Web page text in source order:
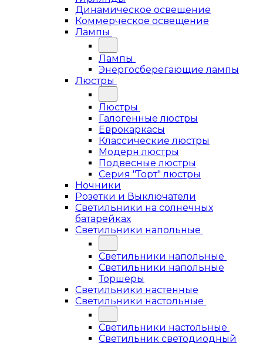
Динамическое освещение
Коммерческое освещение
Лампы
Лампы
Энергосберегающие лампы
Люстры
Люстры
Галогенные люстры
Еврокаркасы
Классические люстры
Модерн люстры
Подвесные люстры
Серия "Торт" люстры
Ночники
Розетки и Выключатели
Светильники на солнечных
батарейках
Светильники напольные
Светильники напольные
Светильники напольные
Торшеры
Светильники настенные
Светильники настольные
Светильники настольные
Светильник светодиодный